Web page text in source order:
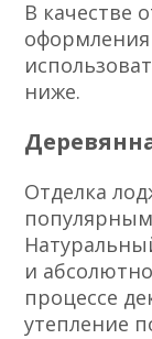
В качестве
ниже.
Отделка
и
процессе
утепление